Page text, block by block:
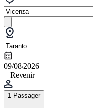
09/08/2026
+ Revenir
1 Passager